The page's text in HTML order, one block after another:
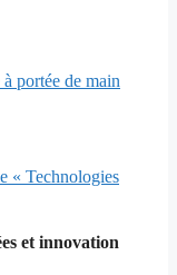
portée de main
« Technologies
et innovation